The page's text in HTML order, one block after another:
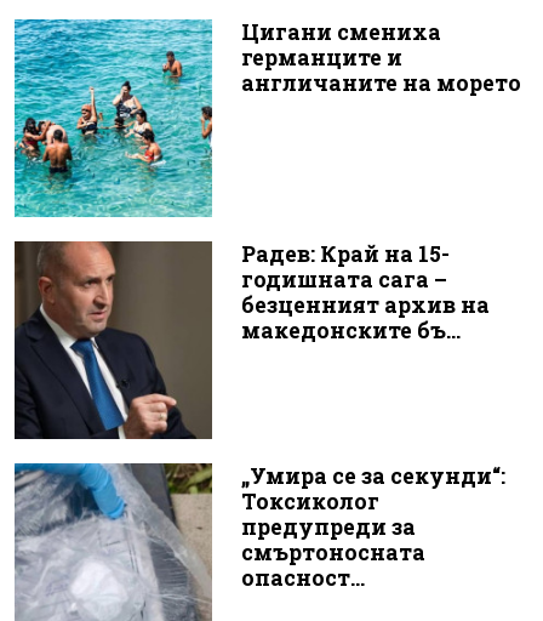
Цигани смениха
германците и
англичаните на морето
Радев: Край на 15-
годишната сага –
безценният архив на
македонските бъ...
„Умира се за секунди“:
Токсиколог
предупреди за
смъртоносната
опасност...